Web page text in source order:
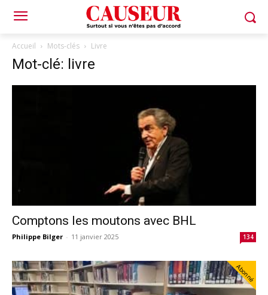
Accueil Mots-clés Livre
Mot-clé: livre
Comptons les moutons avec BHL
Philippe Bilger - 11 janvier 2025 134
Abonné